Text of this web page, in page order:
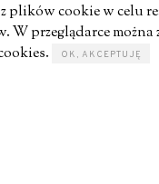
plików cookie w celu
przeglądarce można
OK, AKCEPTUJĘ